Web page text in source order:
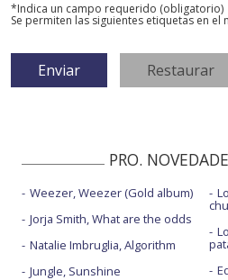
*Indica un campo requerido (obligatorio)
Se permiten las siguientes etiquetas en el
PRO.
Weezer, Weezer (Gold album)
Jorja Smith, What are the odds
Natalie Imbruglia, Algorithm
Jungle, Sunshine